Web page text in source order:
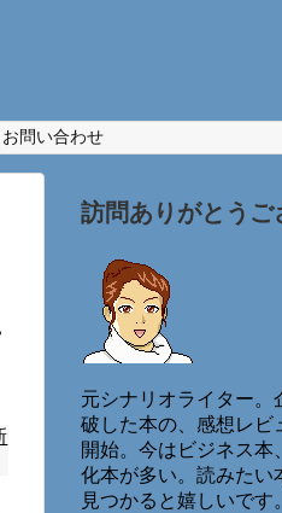
お問い合わせ
訪問ありがとうご
元シナリオライター。
破した本の、感想レビ
開始。今はビジネス本
化本が多い。読みたい
見つかると嬉しいです